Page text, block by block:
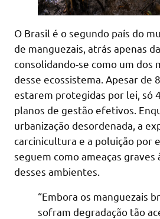
O Brasil é o segundo país do
de manguezais, atrás apenas
consolidando-se como um dos
desse ecossistema. Apesar de
estarem protegidas por lei, só
planos de gestão efetivos.
urbanização desordenada, a
carcinicultura e a poluição por
seguem como ameaças graves
desses ambientes.
“Embora os manguezais
sofram degradação tão